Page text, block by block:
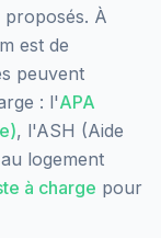
proposés. À
est de
peuvent
: l'APA
, l'ASH (Aide
logement
à charge pour